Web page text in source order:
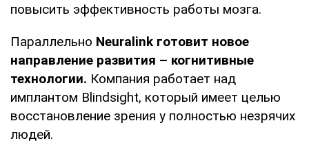
повысить эффективность работы мозга.
Параллельно Neuralink готовит новое
направление развития – когнитивные
технологии. Компания работает над
имплантом Blindsight, который имеет целью
восстановление зрения у полностью незрячих
людей.